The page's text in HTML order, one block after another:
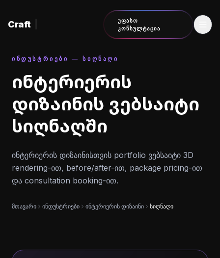
Craft
ᲣᲤᲐᲡᲝ
ᲙᲝᲜᲡᲣᲚᲢᲐᲪᲘᲐ
ᲘᲜᲓᲣᲡᲢᲠᲘᲔᲑᲘ — ᲡᲘᲦᲜᲐᲦᲘ
ინტერიერის
დიზაინის ვებსაიტი
სიღნაღში
ინტერიერის დიზაინისთვის portfolio ვებსაიტი 3D
rendering-ით, before/after-ით, package pricing-ით
და consultation booking-ით.
მთავარი ინდუსტრიები ინტერიერის დიზაინი სიღნაღი